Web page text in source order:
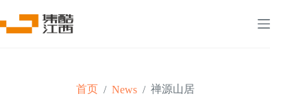
首页 / News / 禅源山居